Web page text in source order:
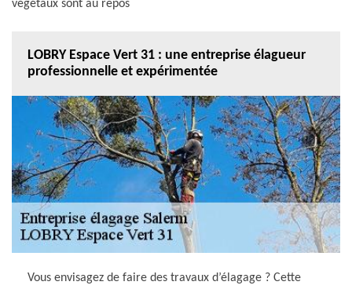
végétaux sont au repos
LOBRY Espace Vert 31 : une entreprise élagueur
professionnelle et expérimentée
Vous envisagez de faire des travaux d’élagage ? Cette